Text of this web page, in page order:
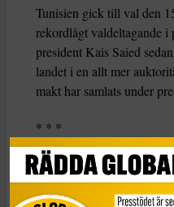
Tunisien gick till val den
rekordlågt valdeltagande i
president Kais Saied
landet i en allt mer
makt har samlats under
* * *
LÄS MER
Leda och vanmakt i
Allt fler politiska